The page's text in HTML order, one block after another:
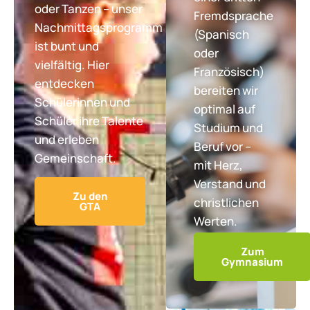
oder Tanzen – unser
Nachmittagsprogramm
ist bunt und
vielfältig. Hier
entdecken
Schülerinnen und
Schüler ihre Talente
und erleben
Gemeinschaft.
Zu den
GTA
Fremdsprache
(Spanisch
oder
Französisch)
bereiten wir
optimal auf
Studium und
Beruf vor –
mit Herz,
Verstand und
christlichen
Werten.
Zum
Gymnasium